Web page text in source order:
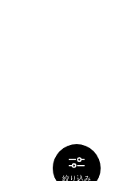
絞り込み